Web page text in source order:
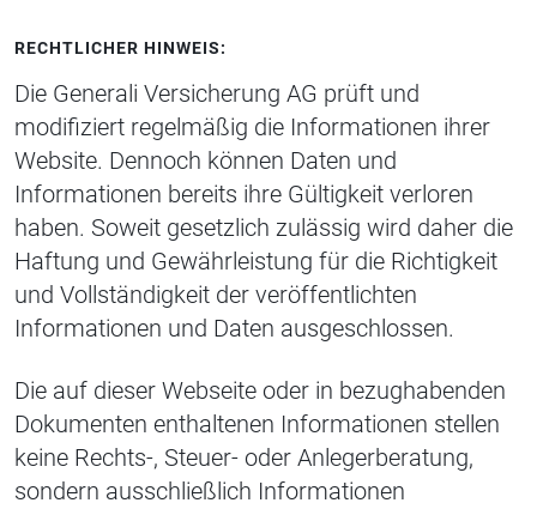
RECHTLICHER HINWEIS:
Die Generali Versicherung AG prüft und
modifiziert regelmäßig die Informationen ihrer
Website. Dennoch können Daten und
Informationen bereits ihre Gültigkeit verloren
haben. Soweit gesetzlich zulässig wird daher die
Haftung und Gewährleistung für die Richtigkeit
und Vollständigkeit der veröffentlichten
Informationen und Daten ausgeschlossen.
Die auf dieser Webseite oder in bezughabenden
Dokumenten enthaltenen Informationen stellen
keine Rechts-, Steuer- oder Anlegerberatung,
sondern ausschließlich Informationen